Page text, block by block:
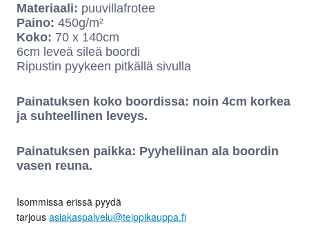
Materiaali: puuvillafrotee
Paino: 450g/m²
Koko: 70 x 140cm
6cm leveä sileä boordi
Ripustin pyykeen pitkällä sivulla
Painatuksen koko boordissa: noin 4cm korkea
ja suhteellinen leveys.
Painatuksen paikka: Pyyheliinan ala boordin
vasen reuna.
Isommissa erissä pyydä
tarjous asiakaspalvelu@teippikauppa.fi